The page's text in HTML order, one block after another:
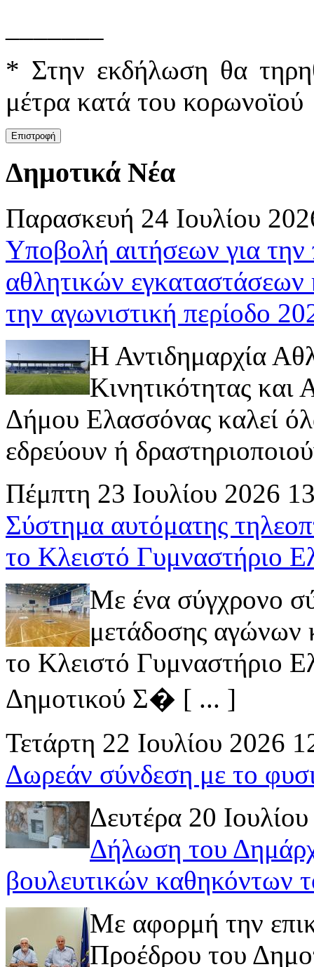
* Στην εκδήλωση θα
μέτρα κατά του κορωνοϊού
Δημοτικά Νέα
Παρασκευή 24 Ιουλίου
Υποβολή αιτήσεων για
αθλητικών
την αγωνιστική περίοδο
Η Αντιδημαρχία
Κινητικότητας
Δήμου Ελασσόνας καλεί
εδρεύουν ή
Πέμπτη 23 Ιουλίου 2026
Σύστημα αυτόματης
το Κλειστό Γυμναστήριο
Με ένα σύγχρονο
μετάδοσης αγώνων
το Κλειστό Γυμναστήριο
Δημοτικού Σ� [ ... ]
Τετάρτη 22 Ιουλίου 2026
Δωρεάν σύνδεση με το
Δευτέρα 20
Δήλωση του
βουλευτικών καθηκόντων
Με αφορμή την
Προέδρου του